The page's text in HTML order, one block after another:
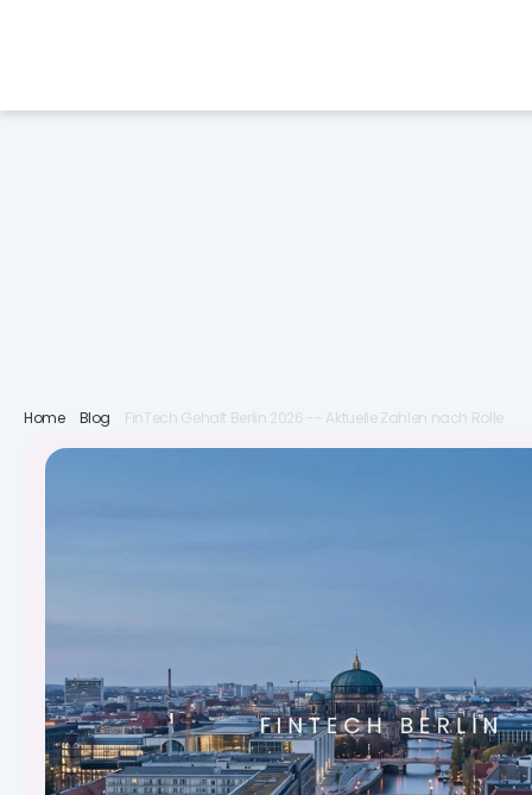
Home Blog FinTech Gehalt Berlin 2026 -- Aktuelle Zahlen nach Rolle